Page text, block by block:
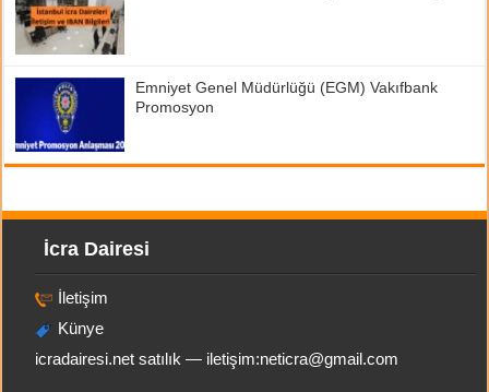
Emniyet Genel Müdürlüğü (EGM) Vakıfbank
Promosyon
İcra Dairesi
İletişim
Künye
icradairesi.net satılık — iletişim:neticra@gmail.com